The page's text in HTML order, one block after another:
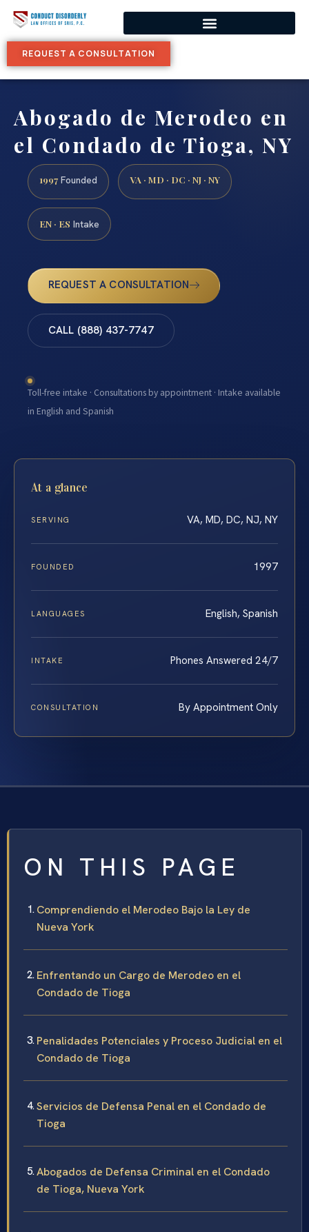
REQUEST A CONSULTATION
Abogado de Merodeo en
el Condado de Tioga, NY
1997 Founded VA · MD · DC · NJ · NY
EN · ES Intake
REQUEST A CONSULTATION
CALL (888) 437-7747
Toll-free intake · Consultations by appointment · Intake available
in English and Spanish
At a glance
SERVING VA, MD, DC, NJ, NY
FOUNDED 1997
LANGUAGES English, Spanish
INTAKE Phones Answered 24/7
CONSULTATION By Appointment Only
ON THIS PAGE
Comprendiendo el Merodeo Bajo la Ley de
Nueva York
Enfrentando un Cargo de Merodeo en el
Condado de Tioga
Penalidades Potenciales y Proceso Judicial en el
Condado de Tioga
Servicios de Defensa Penal en el Condado de
Tioga
Abogados de Defensa Criminal en el Condado
de Tioga, Nueva York